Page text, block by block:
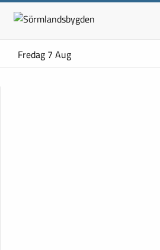
Fredag 7 Aug